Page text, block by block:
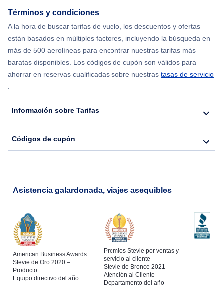
Términos y condiciones
A la hora de buscar tarifas de vuelo, los descuentos y ofertas
están basados en múltiples factores, incluyendo la búsqueda en
más de 500 aerolíneas para encontrar nuestras tarifas más
baratas disponibles. Los códigos de cupón son válidos para
ahorrar en reservas cualificadas sobre nuestras tasas de servicio
.
Información sobre Tarifas
Códigos de cupón
Asistencia galardonada, viajes asequibles
American Business Awards
Stevie de Oro 2020 –
Producto
Equipo directivo del año
Premios Stevie por ventas y
servicio al cliente
Stevie de Bronce 2021 –
Atención al Cliente
Departamento del año